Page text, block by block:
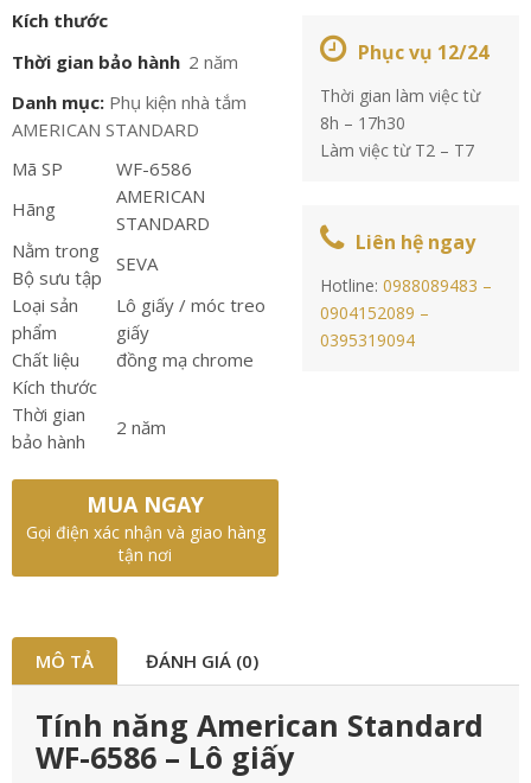
Kích thước
Thời gian bảo hành 2 năm
Danh mục: Phụ kiện nhà tắm
AMERICAN STANDARD
Mã SP
WF-6586
Hãng
AMERICAN
STANDARD
Nằm trong
Bộ sưu tập
SEVA
Loại sản
phẩm
Lô giấy / móc treo
giấy
Chất liệu
đồng mạ chrome
Kích thước
Thời gian
bảo hành
2 năm
MUA NGAY
Gọi điện xác nhận và giao hàng
tận nơi
Phục vụ 12/24
Thời gian làm việc từ
8h – 17h30
Làm việc từ T2 – T7
Liên hệ ngay
Hotline:0988089483 –
0904152089 –
0395319094
MÔ TẢ ĐÁNH GIÁ (0)
Tính năng American Standard
WF-6586 – Lô giấy